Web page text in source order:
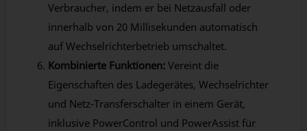
Verbraucher, indem er bei Netzausfall oder
innerhalb von 20 Millisekunden automatisch
auf Wechselrichterbetrieb umschaltet.
Kombinierte Funktionen: Vereint die
Eigenschaften des Ladegerätes, Wechselrichter
und Netz-Transferschalter in einem Gerät,
inklusive PowerControl und PowerAssist für